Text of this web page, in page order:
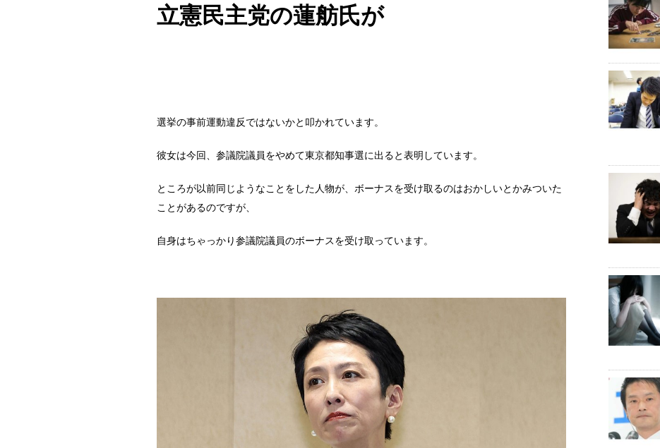
立憲民主党の蓮舫氏が
選挙の事前運動違反ではないかと叩かれています。
彼女は今回、参議院議員をやめて東京都知事選に出ると表明しています。
ところが以前同じようなことをした人物が、ボーナスを受け取るのはおかしいとかみついた
ことがあるのですが、
自身はちゃっかり参議院議員のボーナスを受け取っています。